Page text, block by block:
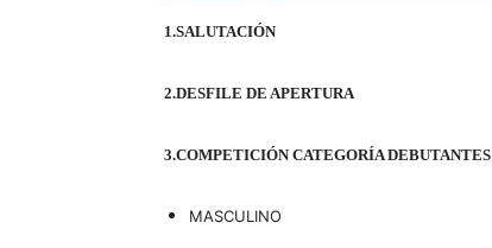
1.SALUTACIÓN
2.DESFILE DE APERTURA
3.COMPETICIÓN CATEGORÍA DEBUTANTES
MASCULINO